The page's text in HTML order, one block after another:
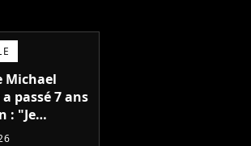
Michael
passé 7 ans
: "Je
des joints